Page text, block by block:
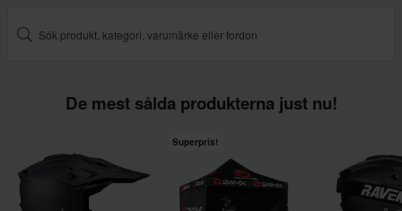
De mest sålda produkterna just nu!
Superpris!